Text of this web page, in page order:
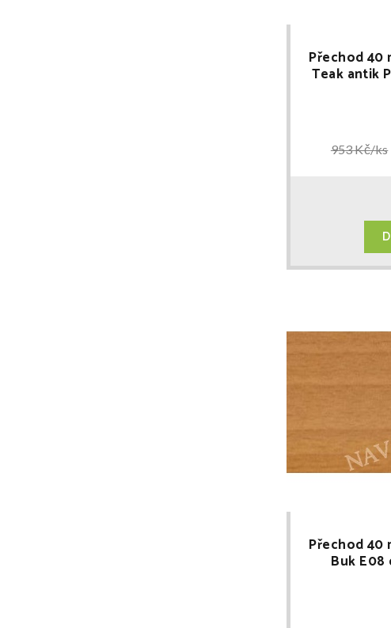
Přechod 40
Teak antik
953 Kč/ks
Přechod 40
Buk E08